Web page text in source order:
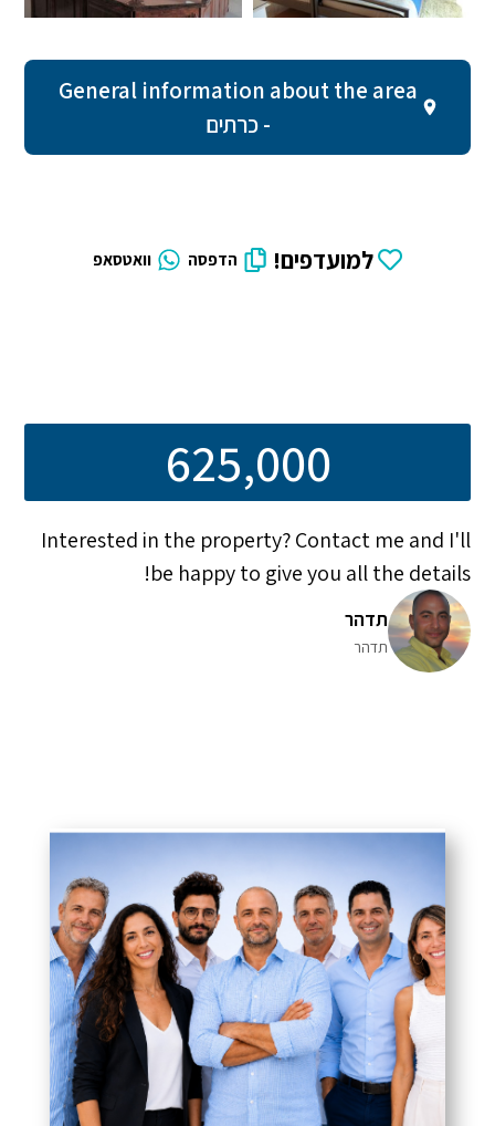
General information about the area
- כרתים
למועדפים! הדפסה וואטסאפ
625,000
Interested in the property? Contact me and I'll
be happy to give you all the details!
תדהר
תדהר